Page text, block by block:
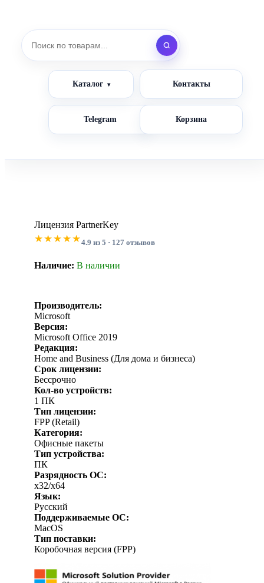
Каталог Контакты
Telegram Корзина
Лицензия PartnerKey
★★★★★4.9 из 5 · 127 отзывов
Наличие: В наличии
Производитель:
Microsoft
Версия:
Microsoft Office 2019
Редакция:
Home and Business (Для дома и бизнеса)
Срок лицензии:
Бессрочно
Кол-во устройств:
1 ПК
Тип лицензии:
FPP (Retail)
Категория:
Офисные пакеты
Тип устройства:
ПК
Разрядность ОС:
x32/x64
Язык:
Русский
Поддерживаемые ОС:
MacOS
Тип поставки:
Коробочная версия (FPP)